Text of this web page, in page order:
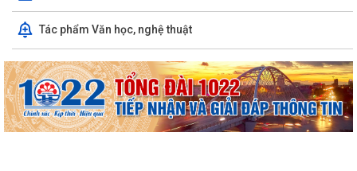
Tác phẩm Văn học, nghệ thuật
Thông báo công khai tình hình thực hiện dự toán ngân sách quý II năm
2026
XÃ TIÊN LÃNG TỔ CHỨC LỄ CHÀO CỜ THÁNG 8 NĂM 2026
Lịch công tác Tuần 32 (từ 03/08/2026 đến 09/08/2026)